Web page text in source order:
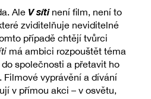
Ale V sítinení film, není to
zviditelňuje neviditelné
případě chtějí tvůrci
má ambici rozpouštět téma
společnosti a přetavit ho
vyprávění a dívání
v přímou akci – v osvětu,